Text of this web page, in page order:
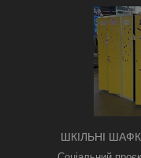
ШКІЛЬНІ